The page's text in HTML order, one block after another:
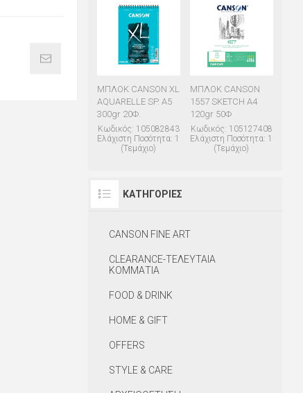
ΜΠΛΟΚ CANSON XL
AQUARELLE SP. A5
300gr 20Φ.
Κωδικός: 105082843
Ελάχιστη Ποσότητα: 1
(Τεμάχιο)
ΜΠΛΟΚ CANSON
1557 SKETCH A4
120gr 50Φ
Κωδικός: 105127408
Ελάχιστη Ποσότητα: 1
(Τεμάχιο)
ΚΑΤΗΓΟΡΊΕΣ
CANSON FINE ART
CLEARANCE-ΤΕΛΕΥΤΑΙΑ
ΚΟΜΜΑΤΙΑ
FOOD & DRINK
HOME & GIFT
OFFERS
STYLE & CARE